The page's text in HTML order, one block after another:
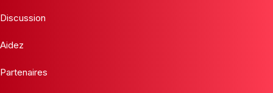
Discussion
Aidez
Partenaires